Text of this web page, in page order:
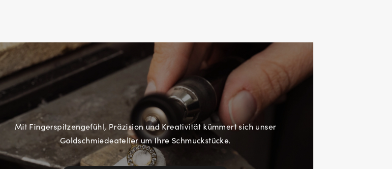
Mit Fingerspitzengefühl, Präzision und Kreativität kümmert sich unser
Goldschmiedeatelier um Ihre Schmuckstücke.